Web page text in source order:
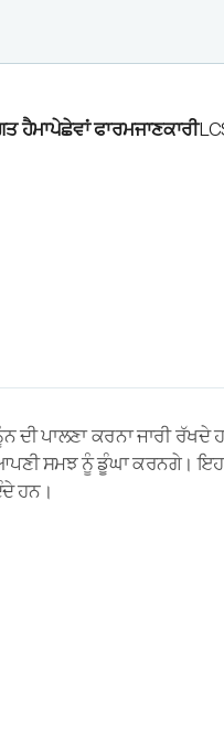
ਹੈਮਾਪੇਛੇਵਾਂ ਫਾਰਮਜਾਣਕਾਰੀ
ਪਾਲਣਾ ਕਰਨਾ ਜਾਰੀ ਰੱਖਦੇ
ਸਮਝ ਨੂੰ ਡੂੰਘਾ ਕਰਨਗੇ। ਇਹ
ਹਨ।